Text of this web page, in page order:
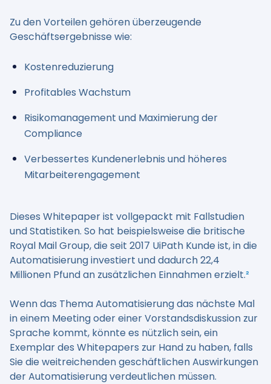
Zu den Vorteilen gehören überzeugende
Geschäftsergebnisse wie:
Kostenreduzierung
Profitables Wachstum
Risikomanagement und Maximierung der
Compliance
Verbessertes Kundenerlebnis und höheres
Mitarbeiterengagement
Dieses Whitepaper ist vollgepackt mit Fallstudien
und Statistiken. So hat beispielsweise die britische
Royal Mail Group, die seit 2017 UiPath Kunde ist, in die
Automatisierung investiert und dadurch 22,4
Millionen Pfund an zusätzlichen Einnahmen erzielt.²
Wenn das Thema Automatisierung das nächste Mal
in einem Meeting oder einer Vorstandsdiskussion zur
Sprache kommt, könnte es nützlich sein, ein
Exemplar des Whitepapers zur Hand zu haben, falls
Sie die weitreichenden geschäftlichen Auswirkungen
der Automatisierung verdeutlichen müssen.